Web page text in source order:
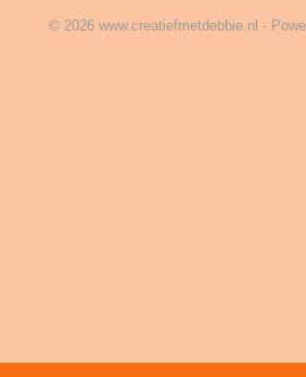
© 2026 www.creatiefmetdebbie.nl -